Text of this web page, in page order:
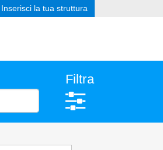
Inserisci la tua struttura
Filtra